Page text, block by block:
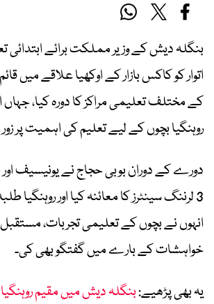
بنگلہ دیش کے وزیر مملکت برائے ابتدائی
اتوار کو کاکس بازار کے اوکھیا علاقے میں
کے مختلف تعلیمی مراکز کا دورہ کیا، جہاں
روہنگیا بچوں کے لیے تعلیم کی اہمیت پر زور
دورے کے دوران بوبی حجاج نے یونیسیف اور
3 لرننگ سینٹرز کا معائنہ کیا اور
انہوں نے بچوں کے تعلیمی تجربات، مستقبل
خواہشات کے بارے میں گفتگو بھی کی۔
یہ بھی پڑھیے:بنگلہ دیش میں مقیم